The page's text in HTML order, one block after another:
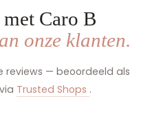
Caro B
onze klanten.
reviews — beoordeeld als
via Trusted Shops .